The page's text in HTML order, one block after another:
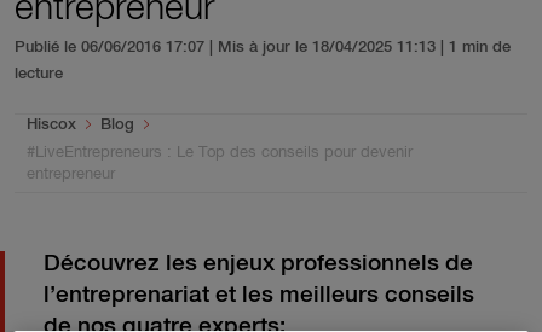
entrepreneur
Publié le 06/06/2016 17:07 | Mis à jour le 18/04/2025 11:13
| 1 min de
lecture
You are here:
Hiscox
Blog
#LiveEntrepreneurs : Le Top des conseils pour devenir
entrepreneur
Découvrez les enjeux professionnels de
l’entreprenariat et les meilleurs conseils
de nos quatre experts: